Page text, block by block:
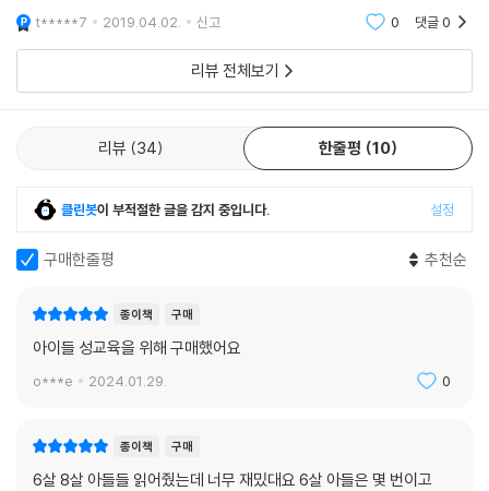
러웠지만 나름 최선을 다해서 솔직하게 .. 종교적으로도 부합해서..^^ 설명
을 해주었습니다 이
t*****7 2019.04.02. 신고 0 댓글0
리뷰 전체보기
리뷰 34 한줄평 10
클린봇이 부적절한 글을 감지 중입니다. 설정
구매한줄평 추천순
종이책 구매
아이들 성교육을 위해 구매했어요
o***e 2024.01.29. 0
종이책 구매
6살 8살 아들들 읽어줬는데 너무 재밌대요 6살 아들은 몇 번이고